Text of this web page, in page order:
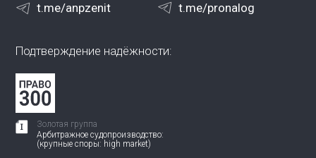
t.me/anpzenit t.me/pronalog
Подтверждение надёжности:
Золотая группа
Арбитражное судопроизводство:
(крупные споры: high market)